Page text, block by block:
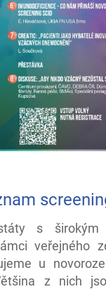
s širokým
veřejného
u
z nich